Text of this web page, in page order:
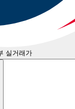
실거래가